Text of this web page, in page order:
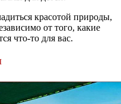
красотой природы,
от того, какие
что-то для вас.